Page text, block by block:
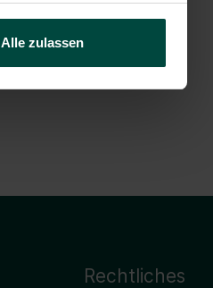
Alle zulassen
Rechtliches